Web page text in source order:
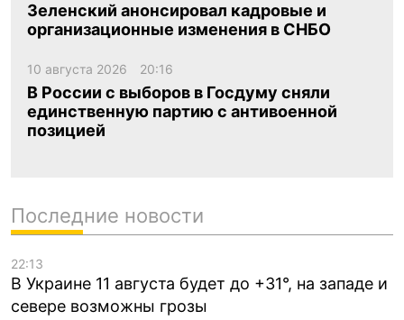
Зеленский анонсировал кадровые и
организационные изменения в СНБО
10 августа 2026 20:16
В России с выборов в Госдуму сняли
единственную партию с антивоенной
позицией
Последние новости
22:13
В Украине 11 августа будет до +31°, на западе и
севере возможны грозы